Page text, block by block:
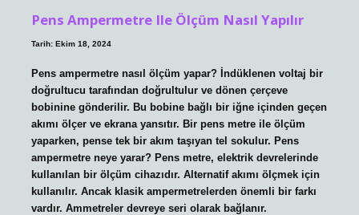
Pens Ampermetre Ile Ölçüm Nasıl Yapılır
Tarih: Ekim 18, 2024
Pens ampermetre nasıl ölçüm yapar? İndüklenen voltaj bir
doğrultucu tarafından doğrultulur ve dönen çerçeve
bobinine gönderilir. Bu bobine bağlı bir iğne içinden geçen
akımı ölçer ve ekrana yansıtır. Bir pens metre ile ölçüm
yaparken, pense tek bir akım taşıyan tel sokulur. Pens
ampermetre neye yarar? Pens metre, elektrik devrelerinde
kullanılan bir ölçüm cihazıdır. Alternatif akımı ölçmek için
kullanılır. Ancak klasik ampermetrelerden önemli bir farkı
vardır. Ammetreler devreye seri olarak bağlanır.